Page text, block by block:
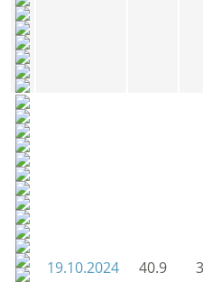
19.10.2024 40.9